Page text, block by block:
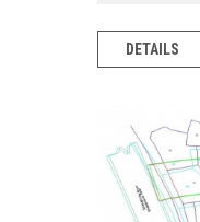
DETAILS